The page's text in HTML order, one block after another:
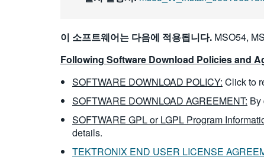
이 소프트웨어는 다음에 적용됩니다. MSO54,
Following Software Download Policies and
SOFTWARE DOWNLOAD POLICY: Click to
SOFTWARE DOWNLOAD AGREEMENT: By
SOFTWARE GPL or LGPL Program
details.
TEKTRONIX END USER LICENSE